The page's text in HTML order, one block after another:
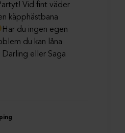
Vid fint väder
käpphästbana
Har du ingen egen
du kan låna
Darling eller Saga